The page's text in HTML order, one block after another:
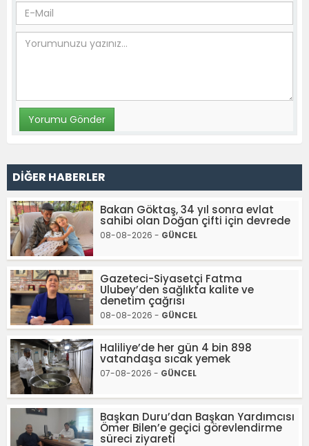
DİĞER HABERLER
Bakan Göktaş, 34 yıl sonra evlat
sahibi olan Doğan çifti için devrede
08-08-2026 - GÜNCEL
Gazeteci-Siyasetçi Fatma
Ulubey’den sağlıkta kalite ve
denetim çağrısı
08-08-2026 - GÜNCEL
Haliliye’de her gün 4 bin 898
vatandaşa sıcak yemek
07-08-2026 - GÜNCEL
Başkan Duru’dan Başkan Yardımcısı
Ömer Bilen’e geçici görevlendirme
süreci ziyareti